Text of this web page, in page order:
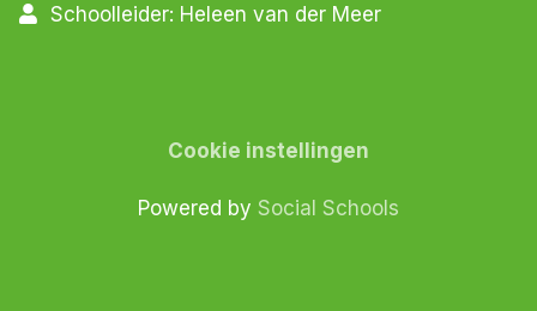
Schoolleider: Heleen van der Meer
Cookie instellingen
Powered by Social Schools